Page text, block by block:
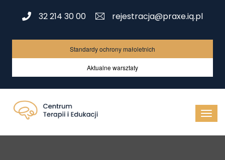
32 214 30 00 rejestracja@praxe.iq.pl
Standardy ochrony małoletnich
Aktualne warsztaty